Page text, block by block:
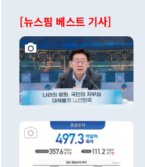
[뉴스핌 베스트 기사]